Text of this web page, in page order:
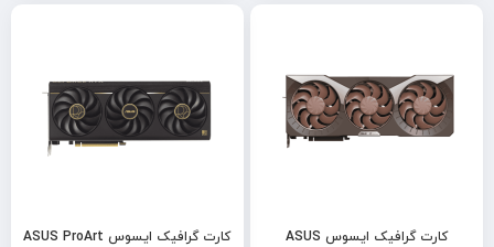
کارت گرافیک ایسوس ASUS
کارت گرافیک ایسوس ASUS ProArt